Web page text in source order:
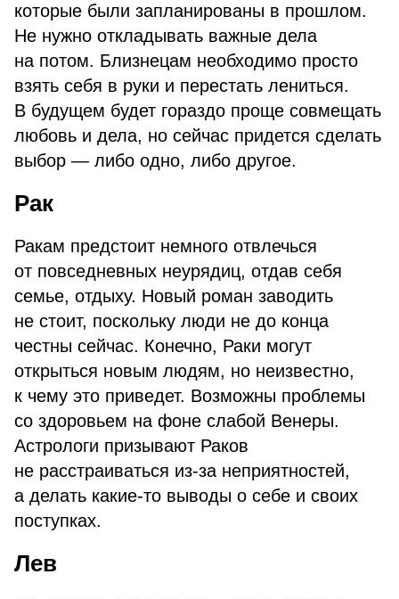
которые были запланированы в прошлом.
Не нужно откладывать важные дела
на потом. Близнецам необходимо просто
взять себя в руки и перестать лениться.
В будущем будет гораздо проще совмещать
любовь и дела, но сейчас придется сделать
выбор — либо одно, либо другое.
Рак
Ракам предстоит немного отвлечься
от повседневных неурядиц, отдав себя
семье, отдыху. Новый роман заводить
не стоит, поскольку люди не до конца
честны сейчас. Конечно, Раки могут
открыться новым людям, но неизвестно,
к чему это приведет. Возможны проблемы
со здоровьем на фоне слабой Венеры.
Астрологи призывают Раков
не расстраиваться из-за неприятностей,
а делать какие-то выводы о себе и своих
поступках.
Лев